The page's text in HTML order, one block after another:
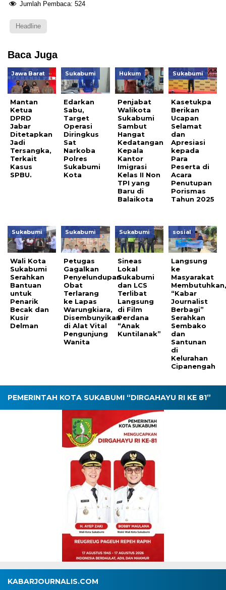
Jumlah Pembaca: 524
Headline
Baca Juga
Jawa Barat
Mantan
Ketua
DPRD
Jabar
Ditetapkan
Jadi
Tersangka,
Terkait
Kasus
SPBU.
Sukabumi
Edarkan
Sabu,
Target
Operasi
Diringkus
Sat
Narkoba
Polres
Sukabumi
Kota
Hukum
Penjabat
Walikota
Sukabumi
Sambut
Hangat
Kedatangan
Kepala
Kantor
Imigrasi
Kelas II Non
TPI yang
Baru di
Balaikota
Sukabumi
Kasetukpa
Berikan
Ucapan
Selamat
dan
Apresiasi
kepada
Para
Peserta di
Acara
Penutupan
Porismas
Tahun 2025
Sukabumi
Wali Kota
Sukabumi
Serahkan
Bantuan
untuk
Penarik
Becak dan
Kusir
Delman
Sukabumi
Petugas
Gagalkan
Penyelundupan
Obat
Terlarang
ke Lapas
Warungkiara,
Disembunyikan
di Alat Vital
Pengunjung
Wanita
Sukabumi
Sineas
Lokal
Sukabumi
dan LCS
Terlibat
Langsung
di Film
Perdana
“Anak
Kuntilanak”
sosial
Langsung
ke
Masyarakat
“Kabar
Journalist
Berbagi”
Serahkan
Sembako
dan
Santunan
di
Kelurahan
Cipanengah
PEMERINTAH KOTA SUKABUMI “DIRGAHAYU RI KE 81”
KABARJOURNALIS.COM